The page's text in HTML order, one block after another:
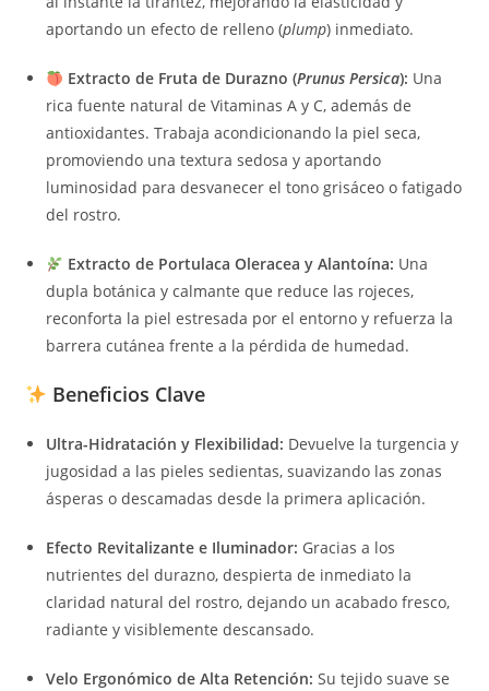
aportando un efecto de relleno (plump) inmediato.
Extracto de Fruta de Durazno (Prunus Persica): Una
rica fuente natural de Vitaminas A y C, además de
antioxidantes. Trabaja acondicionando la piel seca,
promoviendo una textura sedosa y aportando
luminosidad para desvanecer el tono grisáceo o fatigado
del rostro.
Extracto de Portulaca Oleracea y Alantoína: Una
dupla botánica y calmante que reduce las rojeces,
reconforta la piel estresada por el entorno y refuerza la
barrera cutánea frente a la pérdida de humedad.
Beneficios Clave
Ultra-Hidratación y Flexibilidad: Devuelve la turgencia y
jugosidad a las pieles sedientas, suavizando las zonas
ásperas o descamadas desde la primera aplicación.
Efecto Revitalizante e Iluminador: Gracias a los
nutrientes del durazno, despierta de inmediato la
claridad natural del rostro, dejando un acabado fresco,
radiante y visiblemente descansado.
Velo Ergonómico de Alta Retención: Su tejido suave se